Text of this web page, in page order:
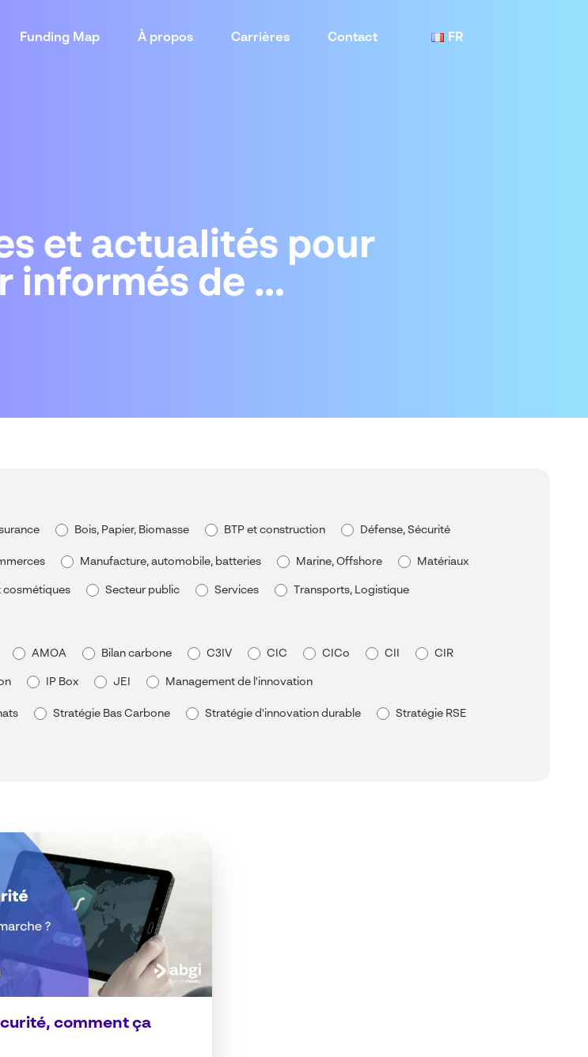
Funding Map À propos Carrières Contact FR
et actualités pour
informés de …
Bois, Papier, Biomasse BTP et construction Défense, Sécurité
Manufacture, automobile, batteries Marine, Offshore Matériaux
cosmétiques Secteur public Services Transports, Logistique
AMOA Bilan carbone C3IV CIC CICo CII CIR
IP Box JEI Management de l'innovation
Stratégie Bas Carbone Stratégie d'innovation durable Stratégie RSE
comment ça